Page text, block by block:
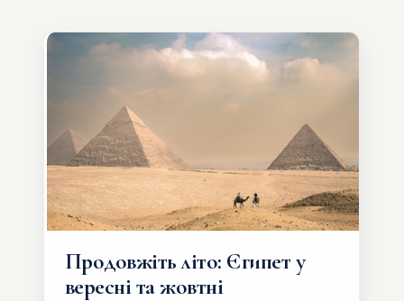
Продовжіть літо: Єгипет у
вересні та жовтні